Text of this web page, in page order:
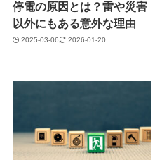
停電の原因とは？雷や災害
以外にもある意外な理由
2025-03-06 2026-01-20